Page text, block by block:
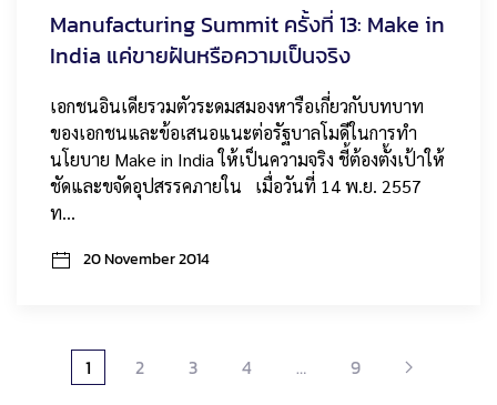
Manufacturing Summit ครั้งที่ 13: Make in
India แค่ขายฝันหรือความเป็นจริง
เอกชนอินเดียรวมตัวระดมสมองหารือเกี่ยวกับบทบาท
ของเอกชนและข้อเสนอแนะต่อรัฐบาลโมดีในการทำ
นโยบาย Make in India ให้เป็นความจริง ชี้ต้องตั้งเป้าให้
ชัดและขจัดอุปสรรคภายใน เมื่อวันที่ 14 พ.ย. 2557
ท…
20 November 2014
1 2 3 4 … 9